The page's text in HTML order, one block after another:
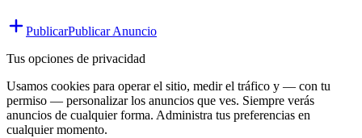
PublicarPublicar Anuncio
Tus opciones de privacidad
Usamos cookies para operar el sitio, medir el tráfico y — con tu
permiso — personalizar los anuncios que ves. Siempre verás
anuncios de cualquier forma. Administra tus preferencias en
cualquier momento.